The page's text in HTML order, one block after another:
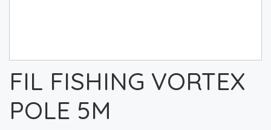
FIL FISHING VORTEX
POLE 5M